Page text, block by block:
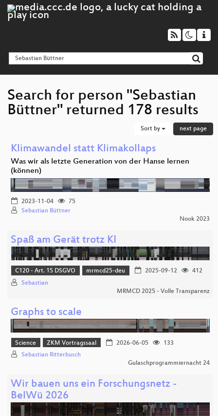
Search for person "Sebastian
Büttner" returned 178 results
Sort by next page
Klimawandel statt Klimakollaps
Was wir als letzte Generation von der Hanse lernen
(können)
2023-11-04
75
Sebastian Büttner
Nook 2023
Spaß am Gerät trotz KI
C120 - Art. 15 DSGVO mrmcd25-deu 2025-09-12
412
Sebastian
MRMCD 2025 - Volle Transparenz
Graphs to scale
Science ZKM Vortragssaal 2026-06-05
133
Sebastian Ritterbusch
Gulaschprogrammiernacht 24
Wir bauen uns ein Forschungsnetz -
BelWü 2026